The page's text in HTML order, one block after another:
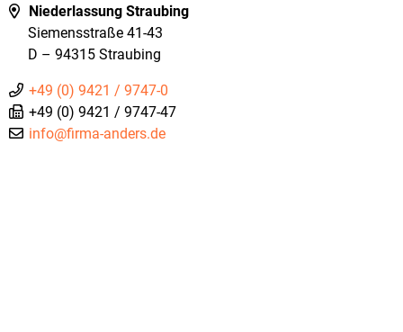
Niederlassung Straubing
Siemensstraße 41-43
D – 94315 Straubing
+49 (0) 9421 / 9747-0
+49 (0) 9421 / 9747-47
info@firma-anders.de